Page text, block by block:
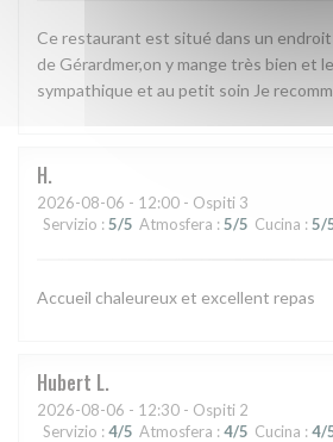
Ce restaurant est situé dans un
de Gérardmer,on y mange très bien et
sympathique et au petit soin Je
H
2026-08-06 - 12:00 - Ospiti 3
Servizio : 5/5 Atmosfera : 5/5 Cucina :5/
Accueil chaleureux et excellent repas
Hubert L
2026-08-06 - 12:30 - Ospiti 2
Servizio : 4/5 Atmosfera : 4/5 Cucina : 4/